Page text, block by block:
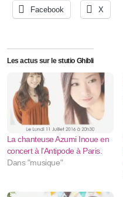
Facebook X
Les actus sur le stutio Ghibli
La chanteuse Azumi Inoue en
concert à l’Antipode à Paris.
Dans "musique"